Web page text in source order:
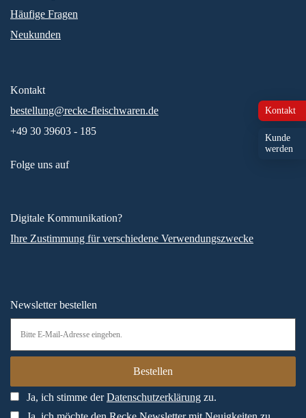
Kontakt
Kunde
werden
Häufige Fragen
Neukunden
Kontakt
bestellung@recke-fleischwaren.de
+49 30 39603 - 185
Folge uns auf
Digitale Kommunikation?
Ihre Zustimmung für verschiedene Verwendungszwecke
Newsletter bestellen
Ja, ich stimme derDatenschutzerklärung zu.